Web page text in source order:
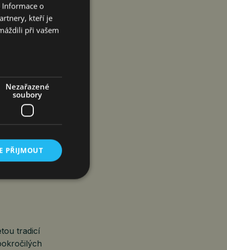
klubů
domácí
značky,
a to pod
které přinášejí
tradicí
Informace o
kteří je
při vašem
Nezařazené
soubory
PŘIJMOUT